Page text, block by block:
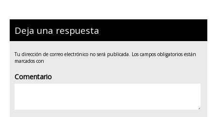
Deja una respuesta
Tu dirección de correo electrónico no será publicada. Los campos obligatorios están
marcados con
Comentario